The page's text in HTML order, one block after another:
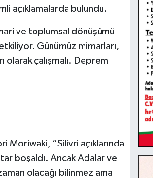
açıklamalarda bulundu.
ve toplumsal dönüşümü
Günümüz mimarları,
çalışmalı. Deprem
Moriwaki, “Silivri açıklarında
boşaldı. Ancak Adalar ve
olacağı bilinmez ama